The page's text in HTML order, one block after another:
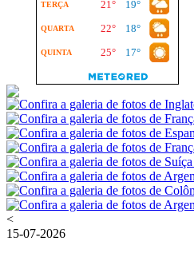
<
15-07-2026